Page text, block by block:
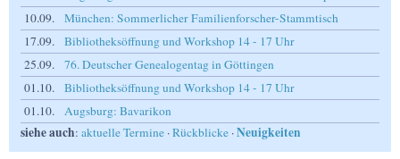
10.09.
München: Sommerlicher Familienforscher-Stammtisch
17.09.
Bibliotheksöffnung und Workshop 14 - 17 Uhr
25.09.
76. Deutscher Genealogentag in Göttingen
01.10.
Bibliotheksöffnung und Workshop 14 - 17 Uhr
01.10.
Augsburg: Bavarikon
siehe auch: aktuelle Termine ·Rückblicke ·Neuigkeiten